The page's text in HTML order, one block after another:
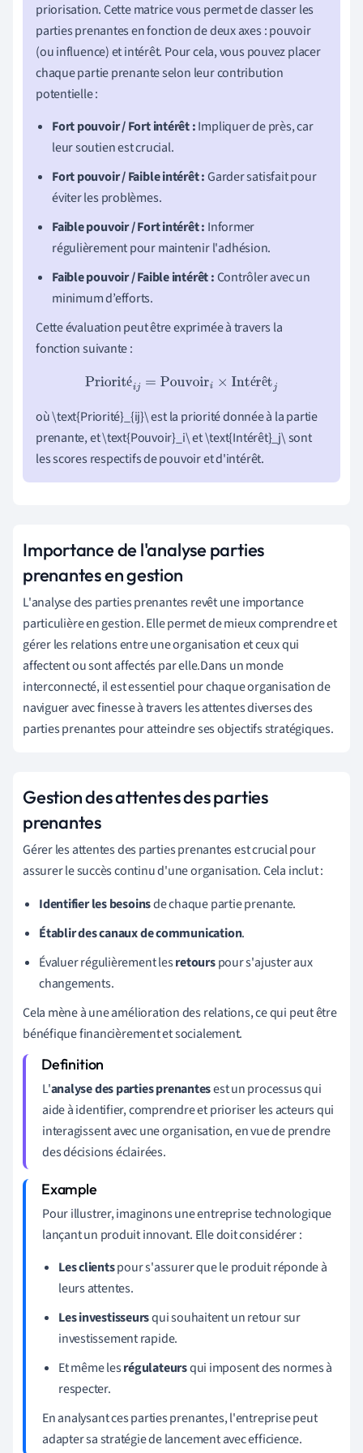
priorisation. Cette matrice vous permet de classer les
parties prenantes en fonction de deux axes : pouvoir
(ou influence) et intérêt. Pour cela, vous pouvez placer
chaque partie prenante selon leur contribution
potentielle :
Fort pouvoir / Fort intérêt :Impliquer de près, car
leur soutien est crucial.
Fort pouvoir / Faible intérêt :Garder satisfait pour
éviter les problèmes.
Faible pouvoir / Fort intérêt : Informer
régulièrement pour maintenir l'adhésion.
Faible pouvoir / Faible intérêt :Contrôler avec un
minimum d’efforts.
Cette évaluation peut être exprimée à travers la
fonction suivante :
é é ê
Prioritéij =Pouvoiri× Intérêtj
où \text{Priorité}_{ij}\ est la priorité donnée à la partie
prenante, et \text{Pouvoir}_i\ et \text{Intérêt}_j\ sont
les scores respectifs de pouvoir et d'intérêt.
Importance de l'analyse parties
prenantes en gestion
L'analyse des parties prenantes revêt une importance
particulière en gestion. Elle permet de mieux comprendre et
gérer les relations entre une organisation et ceux qui
affectent ou sont affectés par elle.Dans un monde
interconnecté, il est essentiel pour chaque organisation de
naviguer avec finesse à travers les attentes diverses des
parties prenantes pour atteindre ses objectifs stratégiques.
Gestion des attentes des parties
prenantes
Gérer les attentes des parties prenantes est crucial pour
assurer le succès continu d'une organisation. Cela inclut :
Identifier les besoinsde chaque partie prenante.
Établir des canaux de communication.
Évaluer régulièrement lesretourspour s'ajuster aux
changements.
Cela mène à une amélioration des relations, ce qui peut être
bénéfique financièrement et socialement.
L'analyse des parties prenantesest un processus qui
aide à identifier, comprendre et prioriser les acteurs qui
interagissent avec une organisation, en vue de prendre
des décisions éclairées.
Pour illustrer, imaginons une entreprise technologique
lançant un produit innovant. Elle doit considérer :
Les clientspour s'assurer que le produit réponde à
leurs attentes.
Les investisseursqui souhaitent un retour sur
investissement rapide.
Et même lesrégulateursqui imposent des normes à
respecter.
En analysant ces parties prenantes, l'entreprise peut
adapter sa stratégie de lancement avec efficience.